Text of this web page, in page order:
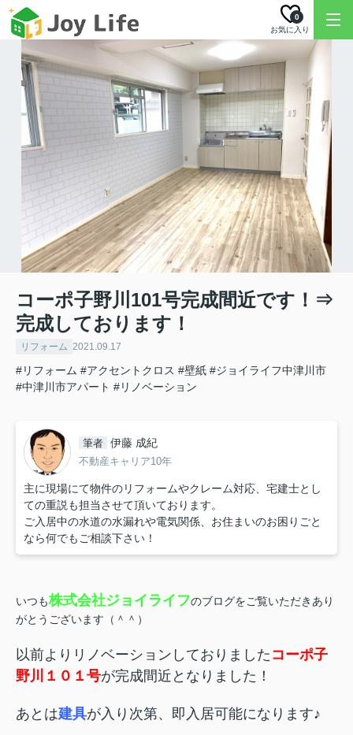
お気に入り
0
コーポ子野川101号完成間近です！⇒
完成しております！
リフォーム 2021.09.17
#リフォーム #アクセントクロス #壁紙 #ジョイライフ中津川市
#中津川市アパート #リノベーション
筆者 伊藤 成紀
不動産キャリア10年
主に現場にて物件のリフォームやクレーム対応、宅建士とし
ての重説も担当させて頂いております。
ご入居中の水道の水漏れや電気関係、お住まいのお困りごと
なら何でもご相談下さい！
いつも株式会社ジョイライフのブログをご覧いただきあり
がとうございます（＾＾）
以前よりリノベーションしておりました コーポ子
野川１０１号が完成間近となりました！
あとは建具が入り次第、即入居可能になります♪